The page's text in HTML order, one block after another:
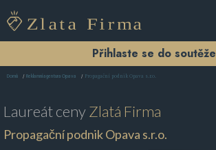
Přihlaste se do soutěže
Domů Reklamní agentura Opava Propagační podnik Opava s.r.o.
Laureát cenyZlatá Firma
Propagační podnik Opava s.r.o.